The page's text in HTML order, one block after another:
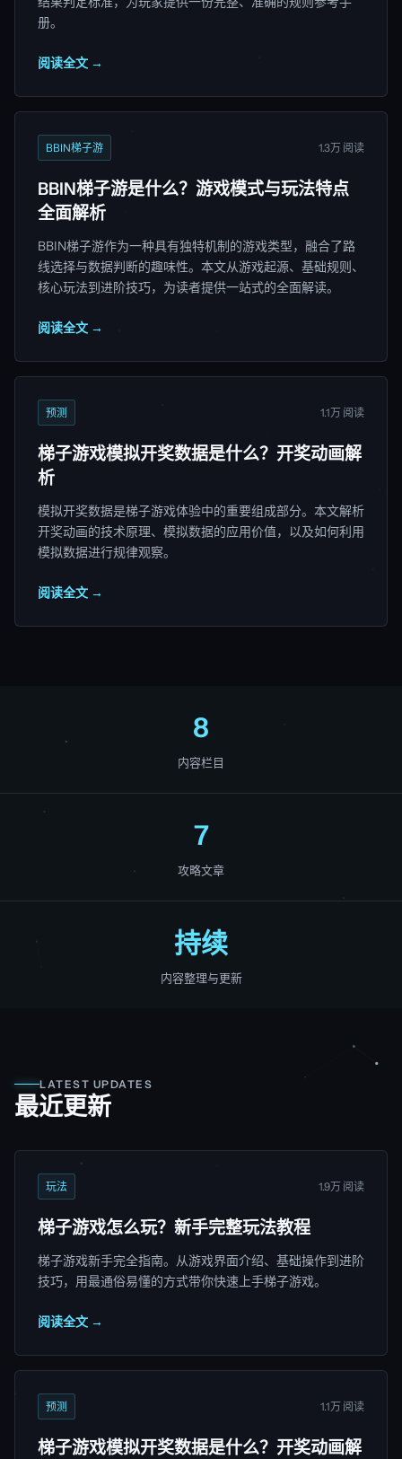
册。
阅读全文 →
BBIN梯子游 1.3万 阅读
BBIN梯子游是什么？游戏模式与玩法特点
全面解析
BBIN梯子游作为一种具有独特机制的游戏类型，融合了路
线选择与数据判断的趣味性。本文从游戏起源、基础规则、
核心玩法到进阶技巧，为读者提供一站式的全面解读。
阅读全文 →
预测 1.1万 阅读
梯子游戏模拟开奖数据是什么？开奖动画解
析
模拟开奖数据是梯子游戏体验中的重要组成部分。本文解析
开奖动画的技术原理、模拟数据的应用价值，以及如何利用
模拟数据进行规律观察。
阅读全文 →
8
内容栏目
7
攻略文章
持续
内容整理与更新
LATEST UPDATES
最近更新
玩法 1.9万 阅读
梯子游戏怎么玩？新手完整玩法教程
梯子游戏新手完全指南。从游戏界面介绍、基础操作到进阶
技巧，用最通俗易懂的方式带你快速上手梯子游戏。
阅读全文 →
预测 1.1万 阅读
梯子游戏模拟开奖数据是什么？开奖动画解